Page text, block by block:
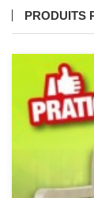
PRODUITS